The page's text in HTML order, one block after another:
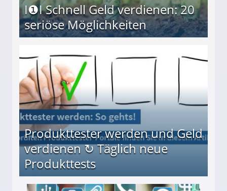
I❶I Schnell Geld verdienen: 20
seriöse Möglichkeiten
Produkttester werden und Geld
verdienen ↻ Täglich neue
Produkttests
↻ Täglich neue Produkttests